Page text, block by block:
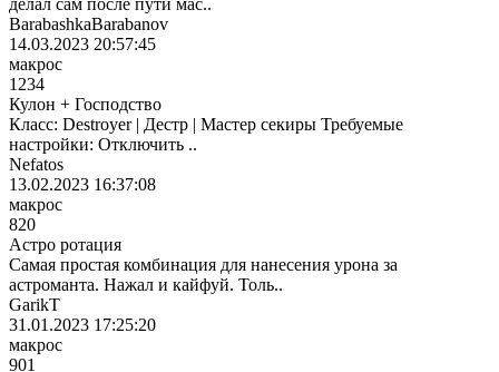
делал сам после пути мас..
BarabashkaBarabanov
14.03.2023 20:57:45
макрос
1234
Кулон + Господство
Класс: Destroyer | Дестр | Мастер секиры Требуемые
настройки: Отключить ..
Nefatos
13.02.2023 16:37:08
макрос
820
Астро ротация
Самая простая комбинация для нанесения урона за
астроманта. Нажал и кайфуй. Толь..
GarikT
31.01.2023 17:25:20
макрос
901